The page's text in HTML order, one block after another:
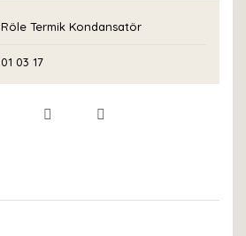
Röle Termik Kondansatör
01 03 17